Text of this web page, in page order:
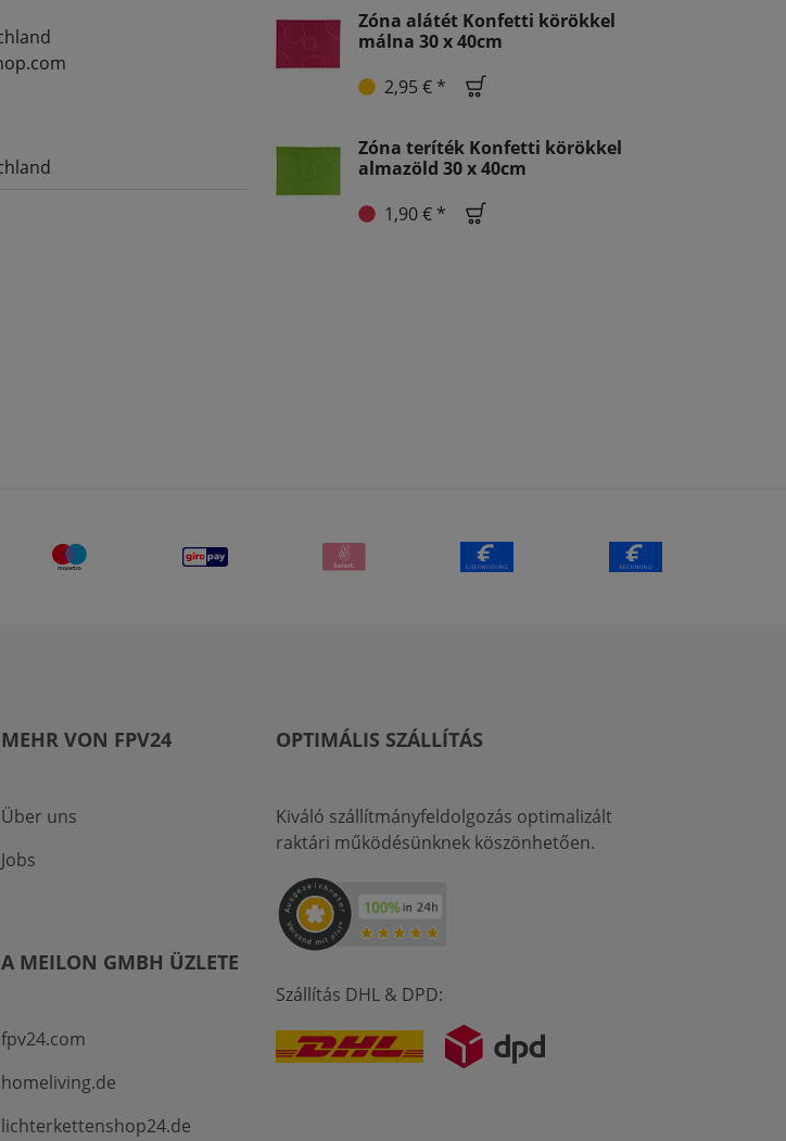
Zóna alátét Konfetti körökkel
málna 30 x 40cm
2,95 € *
Zóna teríték Konfetti körökkel
almazöld 30 x 40cm
1,90 € *
MEHR VON FPV24
Über uns
Jobs
A MEILON GMBH ÜZLETE
fpv24.com
homeliving.de
lichterkettenshop24.de
OPTIMÁLIS SZÁLLÍTÁS
Kiváló szállítmányfeldolgozás optimalizált
raktári működésünknek köszönhetően.
Szállítás DHL & DPD: